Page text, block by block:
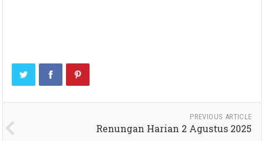
PREVIOUS ARTICLE
Renungan Harian 2 Agustus 2025